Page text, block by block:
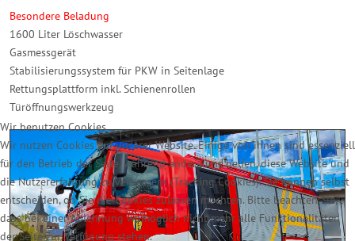
Besondere Beladung
1600 Liter Löschwasser
Gasmessgerät
Stabilisierungssystem für PKW in Seitenlage
Rettungsplattform inkl. Schienenrollen
Türöffnungswerkzeug
Wir benutzen Cookies
Wir nutzen Cookies auf unserer Website. Einige von ihnen sind essenziell
für den Betrieb der Seite, während andere uns helfen, diese Website und
die Nutzererfahrung zu verbessern (Tracking Cookies). Sie können selbst
entscheiden, ob Sie die Cookies zulassen möchten. Bitte beachten Sie,
dass bei einer Ablehnung womöglich nicht mehr alle Funktionalitäten
der Seite zur Verfügung stehen.